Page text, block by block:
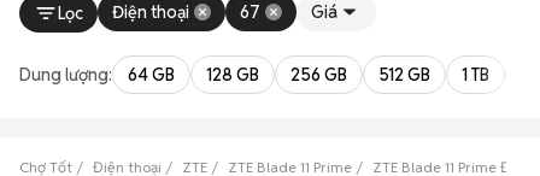
Lọc Điện thoại 67 Giá
Dung lượng: 64 GB 128 GB 256 GB 512 GB 1 TB
Chợ Tốt Điện thoại ZTE ZTE Blade 11 Prime ZTE Blade 11 Prime